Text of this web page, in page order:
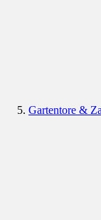
Gartentore &